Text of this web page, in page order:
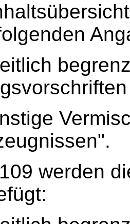
werden